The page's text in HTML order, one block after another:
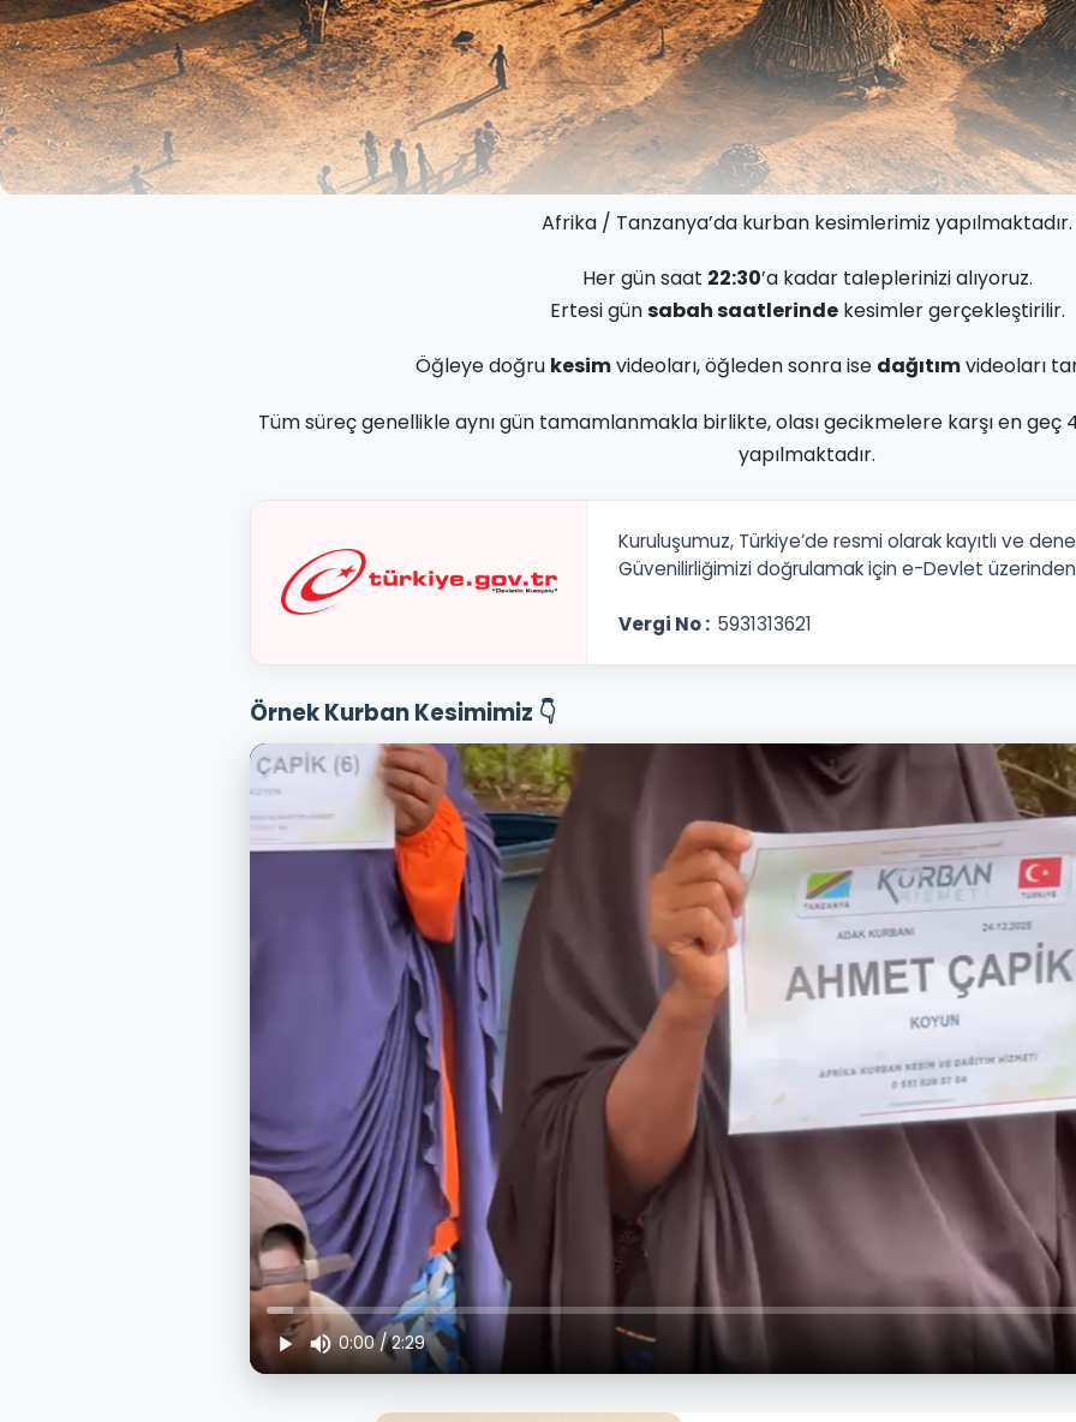
Afrika / Tanzanya’da kurban kesimlerimiz yapılmaktadır.
Her gün saat 22:30’a kadar taleplerinizi alıyoruz.
Ertesi günsabah saatlerindekesimler gerçekleştirilir.
Öğleye doğru kesimvideoları, öğleden sonra ise dağıtımvideoları
Tüm süreç genellikle aynı gün tamamlanmakla birlikte, olası gecikmelere karşı en
yapılmaktadır.
Kuruluşumuz, Türkiye’de resmi olarak kayıtlı ve
Güvenilirliğimizi doğrulamak için e-Devlet
Vergi No : 5931313621
Örnek Kurban Kesimimiz 👇
0:00/2:29